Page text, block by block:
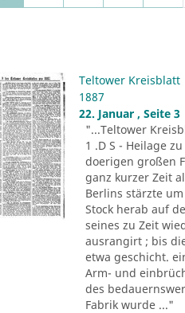
Teltower Kreisblatt
1887
22. Januar , Seite 3
"...Teltower
1 .D S - Heilage
doerigen großen
ganz kurzer Zeit
Berlins stärzte
Stock herab auf
seines zu Zeit
ausrangirt ; bis
etwa geschicht.
Arm- und
des
Fabrik wurde ..."